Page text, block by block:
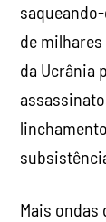
de
da Ucrânia
Mais ondas